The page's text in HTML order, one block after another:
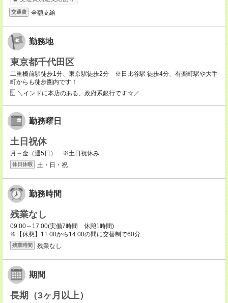
交通費 全額支給
勤務地
東京都千代田区
二重橋前駅徒歩1分、東京駅徒歩2分 ※日比谷駅 徒歩4分、有楽町駅や大手
町からも徒歩圏内です！
＼インドに本店のある、政府系銀行です☆／
勤務曜日
土日祝休
月～金（週5日） ※土日祝休み
休日休暇 土・日・祝
勤務時間
残業なし
09:00～17:00(実働7時間 休憩1時間)
※【休憩】11:00から14:00の間に交替制で60分
残業時間 残業なし
期間
長期（3ヶ月以上）